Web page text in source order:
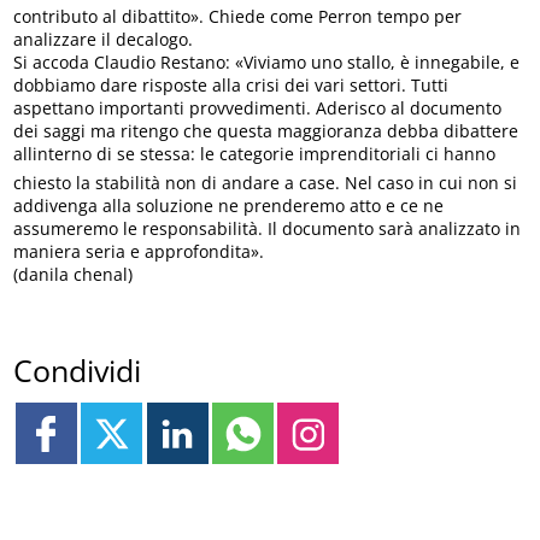
contributo al dibattito». Chiede come Perron tempo per
analizzare il decalogo.
Si accoda Claudio Restano: «Viviamo uno stallo, è innegabile, e
dobbiamo dare risposte alla crisi dei vari settori. Tutti
aspettano importanti provvedimenti. Aderisco al documento
dei saggi ma ritengo che questa maggioranza debba dibattere
allinterno di se stessa: le categorie imprenditoriali ci hanno
chiesto la stabilità non di andare a case. Nel caso in cui non si
addivenga alla soluzione ne prenderemo atto e ce ne
assumeremo le responsabilità. Il documento sarà analizzato in
maniera seria e approfondita».
(danila chenal)
Condividi